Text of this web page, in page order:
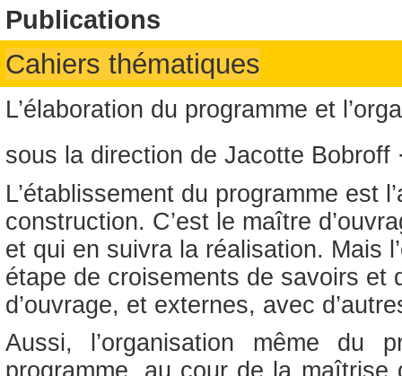
Publications
Cahiers thématiques
L’élaboration du programme et
sous la direction de Jacotte Bobroff
L’établissement du programme est
construction. C’est le maître
et qui en suivra la réalisation. Mais
étape de croisements de savoirs et
d’ouvrage, et externes, avec
Aussi, l’organisation même du
programme, au cour de la maîtrise